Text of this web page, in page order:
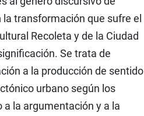
transformación que sufre el
Recoleta y de la Ciudad
Se trata de
a la producción de sentido
urbano según los
la argumentación y a la